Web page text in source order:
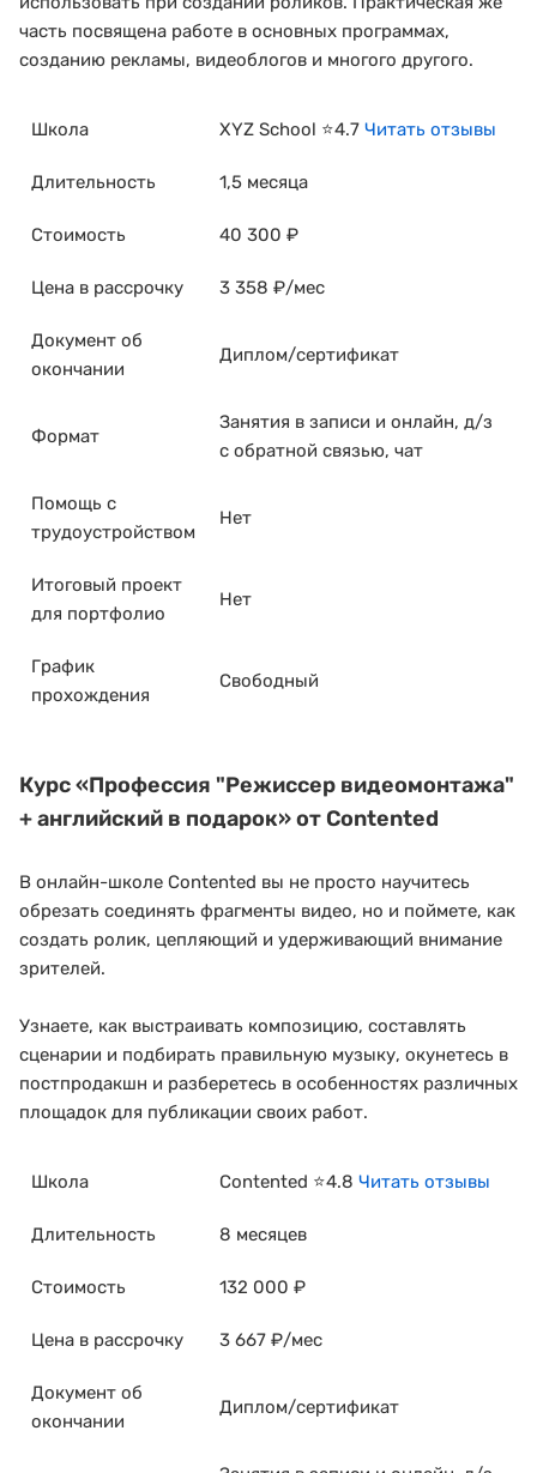
часть посвящена работе в основных программах,
созданию рекламы, видеоблогов и многого другого.
Школа XYZ School ⭐4.7 Читать отзывы
Длительность 1,5 месяца
Стоимость 40 300 ₽
Цена в рассрочку 3 358 ₽/мес
Документ об
окончании
Диплом/сертификат
Формат
Занятия в записи и онлайн, д/з
с обратной связью, чат
Помощь с
трудоустройством
Нет
Итоговый проект
для портфолио
Нет
График
прохождения
Свободный
Курс«Профессия "Режиссер видеомонтажа"
+ английский в подарок»от Contented
В онлайн-школе Contented вы не просто научитесь
обрезать соединять фрагменты видео, но и поймете, как
создать ролик, цепляющий и удерживающий внимание
зрителей.
Узнаете, как выстраивать композицию, составлять
сценарии и подбирать правильную музыку, окунетесь в
постпродакшн и разберетесь в особенностях различных
площадок для публикации своих работ.
Школа Contented ⭐4.8 Читать отзывы
Длительность 8 месяцев
Стоимость 132 000 ₽
Цена в рассрочку 3 667 ₽/мес
Документ об
окончании
Диплом/сертификат